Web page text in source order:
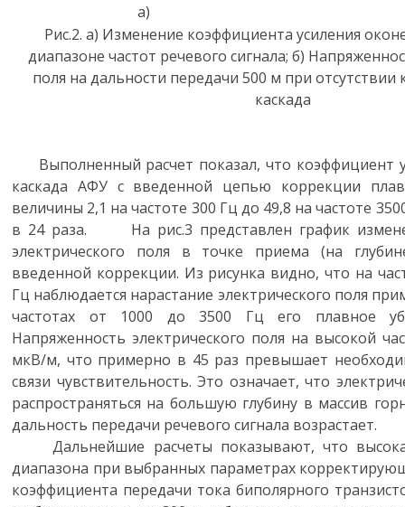
а)
Рис.2. а) Изменение коэффициента усиления
диапазоне частот речевого сигнала; б)
поля на дальности передачи 500 м при
каскада
Выполненный расчет показал, что коэффициент
каскада АФУ с введенной цепью коррекции
величины 2,1 на частоте 300 Гц до 49,8 на частоте
в 24 раза. На рис.3 представлен график
электрического поля в точке приема (на
введенной коррекции. Из рисунка видно, что на
Гц наблюдается нарастание электрического поля
частотах от 1000 до 3500 Гц его плавное
Напряженность электрического поля на высокой
мкВ/м, что примерно в 45 раз превышает
связи чувствительность. Это означает, что
распространяться на большую глубину в массив
дальность передачи речевого сигнала возрастает.
Дальнейшие расчеты показывают, что
диапазона при выбранных параметрах
коэффициента передачи тока биполярного